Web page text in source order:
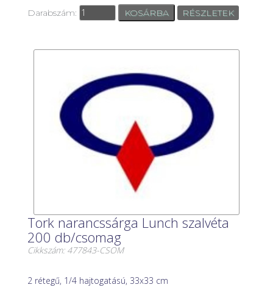
Darabszám: RÉSZLETEK
Tork narancssárga Lunch szalvéta
200 db/csomag
Cikkszám: 477843-CSOM
2 rétegű, 1/4 hajtogatású, 33x33 cm